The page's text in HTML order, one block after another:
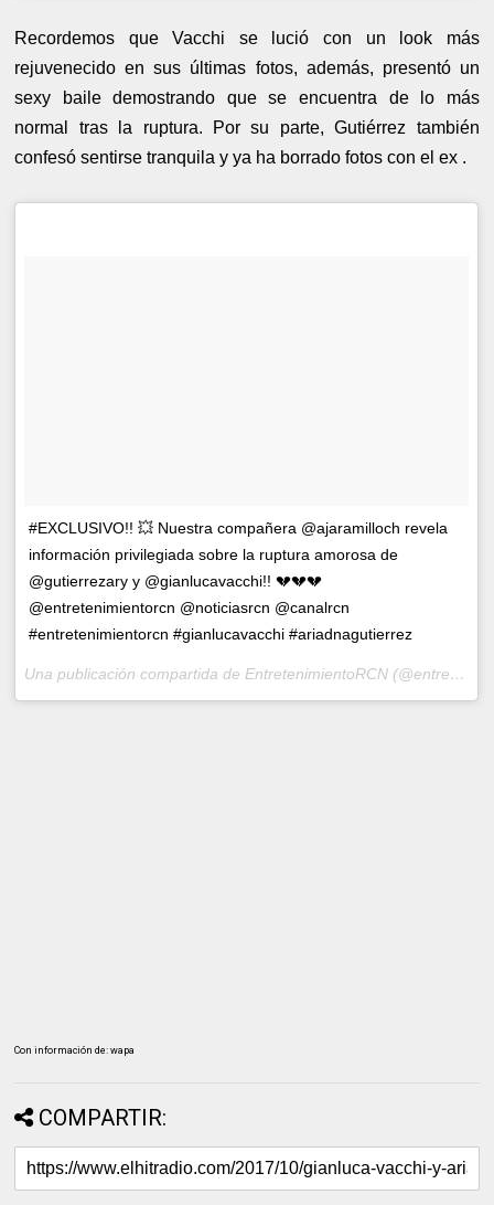
Recordemos que Vacchi se lució con un look más
rejuvenecido en sus últimas fotos, además, presentó un
sexy baile demostrando que se encuentra de lo más
normal tras la ruptura. Por su parte, Gutiérrez también
confesó sentirse tranquila y ya ha borrado fotos con el ex .
#EXCLUSIVO!! 💥 Nuestra compañera @ajaramilloch revela
información privilegiada sobre la ruptura amorosa de
@gutierrezary y @gianlucavacchi!! 💔💔💔
@entretenimientorcn @noticiasrcn @canalrcn
#entretenimientorcn #gianlucavacchi #ariadnagutierrez
Una publicación compartida de EntretenimientoRCN (@entretenimientorcn) el
Con información de: wapa
COMPARTIR: